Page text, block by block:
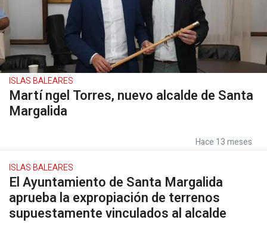
ISLAS BALEARES
Martí ngel Torres, nuevo alcalde de Santa
Margalida
Hace 13 meses
ISLAS BALEARES
El Ayuntamiento de Santa Margalida
aprueba la expropiación de terrenos
supuestamente vinculados al alcalde